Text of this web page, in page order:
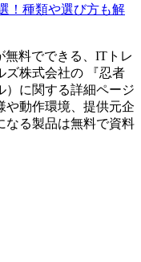
！種類や選び方も解
料でできる、ITトレ
ズ株式会社の 『忍者
）に関する詳細ページ
や動作環境、提供元企
なる製品は無料で資料